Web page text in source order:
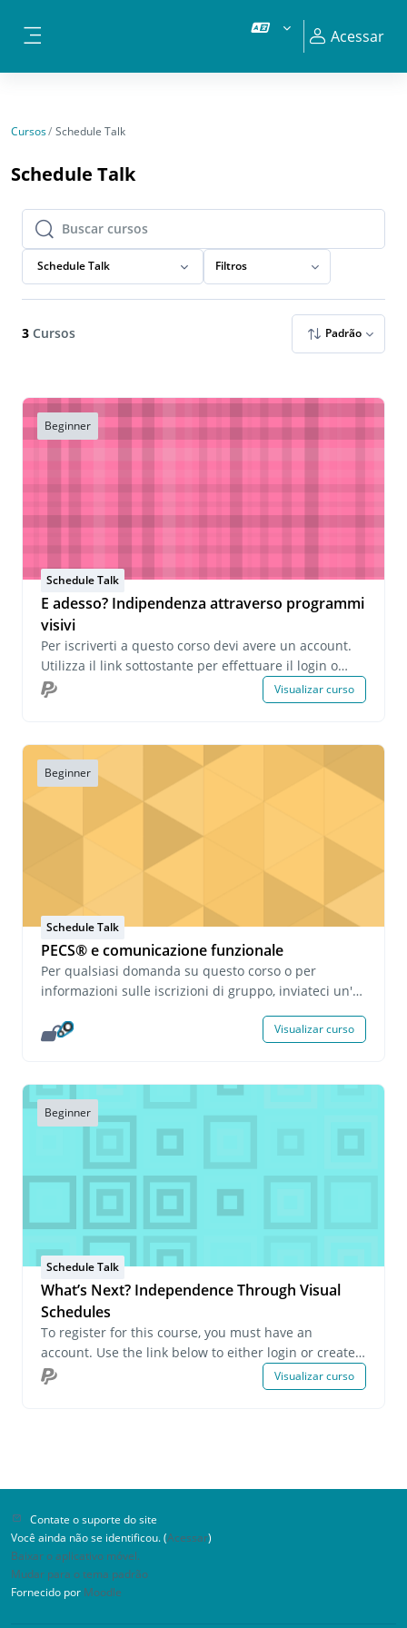
Acessar
Cursos Schedule Talk
Schedule Talk
Buscar cursos
Buscar cursos
Schedule Talk Filtros
3 Cursos Padrão
Beginner
Schedule Talk
E adesso? Indipendenza attraverso programmi
visivi
Per iscriverti a questo corso devi avere un account.
Utilizza il link sottostante per effettuare il login o
creare un account. Se hai domande su questo corso
o desideri informazioni sulle iscrizioni di gruppo,
onlinelearning@pecs.com.
Visualizar curso
Beginner
Schedule Talk
PECS® e comunicazione funzionale
Per qualsiasi domanda su questo corso o per
informazioni sulle iscrizioni di gruppo, inviateci un'e-
Visualizar curso
Beginner
Schedule Talk
What’s Next? Independence Through Visual
Schedules
To register for this course, you must have an
account. Use the link below to either login or create
an account. If you have any questions about this
course or wish to inquire about group registrations
Visualizar curso
Contate o suporte do site
Você ainda não se identificou. (Acessar)
Baixar o aplicativo móvel.
Mudar para o tema padrão
Fornecido por Moodle